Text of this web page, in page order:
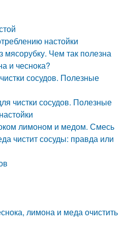
настойки
мясорубку. Чем так полезна
и чеснока?
сосудов. Полезные
чистки сосудов. Полезные
лимоном и медом. Смесь
чистит сосуды: правда или
лимона и меда очистить